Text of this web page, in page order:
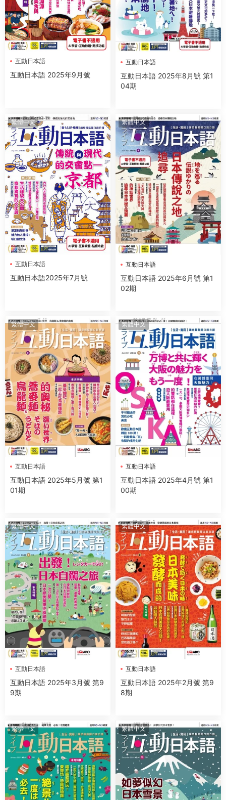
互動日本語
互動日本語 2025年9月號
互動日本語
互動日本語 2025年8月號 第1
04期
繁體中文
互動日本語
互動日本語2025年7月號
繁體中文
互動日本語
互動日本語 2025年6月號 第1
02期
繁體中文
互動日本語
互動日本語 2025年5月號 第1
01期
繁體中文
互動日本語
互動日本語 2025年4月號 第1
00期
繁體中文
互動日本語
互動日本語 2025年3月號 第9
9期
繁體中文
互動日本語
互動日本語 2025年2月號 第9
8期
繁體中文 繁體中文